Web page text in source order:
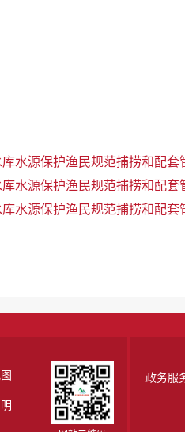
库水源保护渔民规范捕捞和配
库水源保护渔民规范捕捞和配
库水源保护渔民规范捕捞和配
政务服